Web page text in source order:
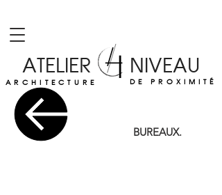
DE PROXIMITÉ
ATELIER NIVEAU
ARCHITECTURE
BUREAUX.